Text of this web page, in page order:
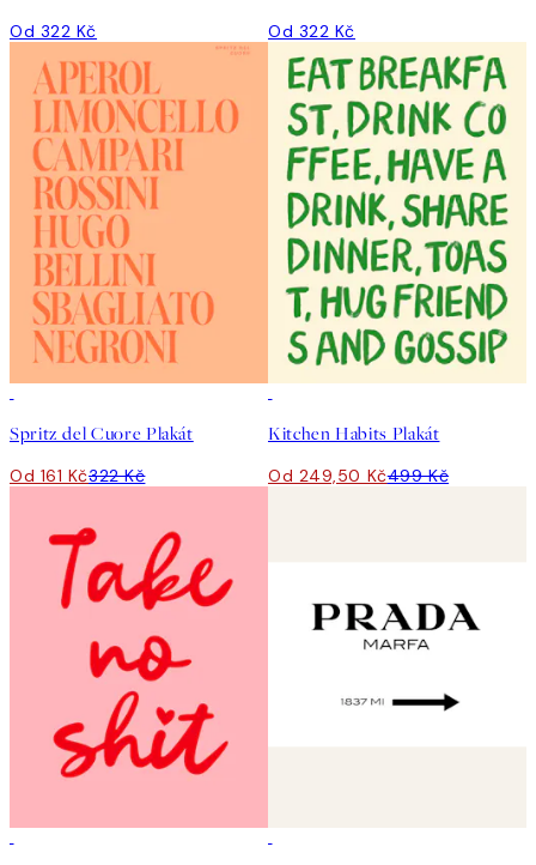
Od 322 Kč Od 322 Kč
Spritz del Cuore Plakát
Od 161 Kč322 Kč
Kitchen Habits Plakát
Od 249,50 Kč499 Kč